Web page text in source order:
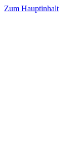
Zum Hauptinhalt